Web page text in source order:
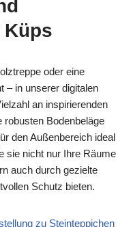
Küps
oder eine
– in unserer digitalen
an inspirierenden
robusten Bodenbeläge
den Außenbereich ideal
sie nicht nur Ihre Räume
auch durch gezielte
Schutz bieten.
zu Steinteppichen